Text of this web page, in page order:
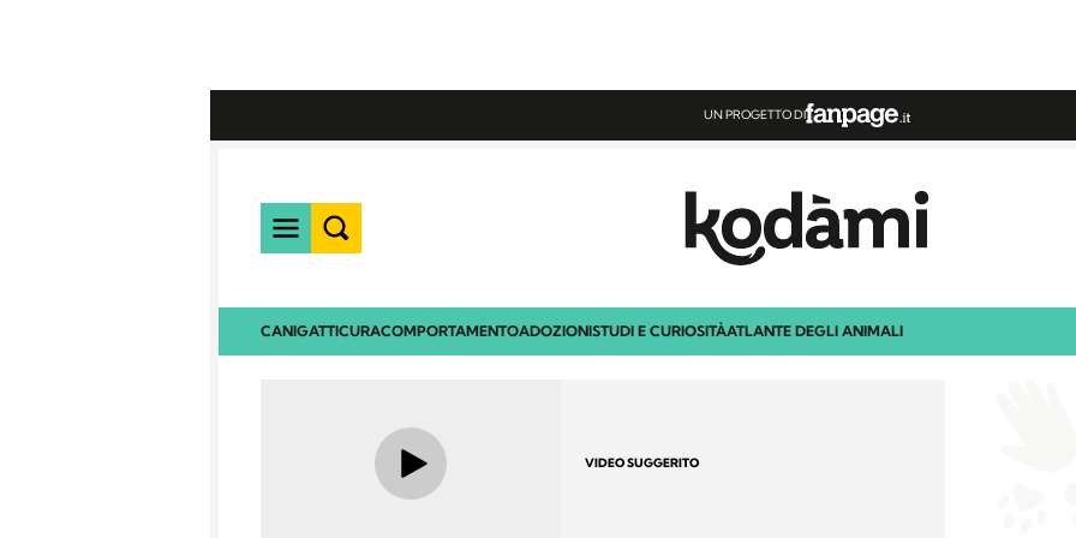
UN PROGETTO DI
CANIGATTICURACOMPORTAMENTOADOZIONISTUDI E CURIOSITÀATLANTE DEGLI ANIMALI
VIDEO SUGGERITO